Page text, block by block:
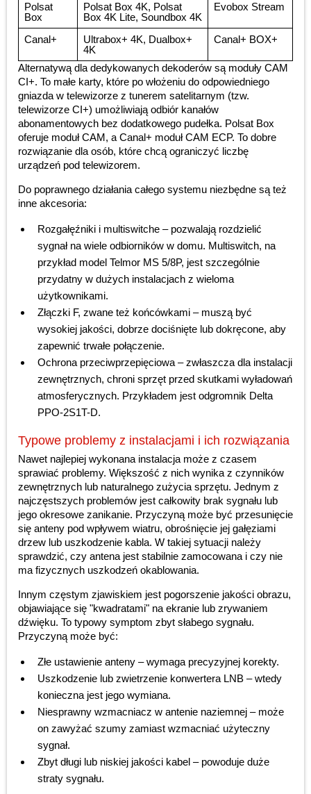
Polsat
Box
Polsat Box 4K, Polsat
Box 4K Lite, Soundbox 4K
Evobox Stream
Canal+
Ultrabox+ 4K, Dualbox+
4K
Canal+ BOX+
Alternatywą dla dedykowanych dekoderów są moduły CAM
CI+. To małe karty, które po włożeniu do odpowiedniego
gniazda w telewizorze z tunerem satelitarnym (tzw.
telewizorze CI+) umożliwiają odbiór kanałów
abonamentowych bez dodatkowego pudełka. Polsat Box
oferuje moduł CAM, a Canal+ moduł CAM ECP. To dobre
rozwiązanie dla osób, które chcą ograniczyć liczbę
urządzeń pod telewizorem.
Do poprawnego działania całego systemu niezbędne są też
inne akcesoria:
Rozgałęźniki i multiswitche – pozwalają rozdzielić
sygnał na wiele odbiorników w domu. Multiswitch, na
przykład model Telmor MS 5/8P, jest szczególnie
przydatny w dużych instalacjach z wieloma
użytkownikami.
Złączki F, zwane też końcówkami – muszą być
wysokiej jakości, dobrze dociśnięte lub dokręcone, aby
zapewnić trwałe połączenie.
Ochrona przeciwprzepięciowa – zwłaszcza dla instalacji
zewnętrznych, chroni sprzęt przed skutkami wyładowań
atmosferycznych. Przykładem jest odgromnik Delta
PPO-2S1T-D.
Typowe problemy z instalacjami i ich rozwiązania
Nawet najlepiej wykonana instalacja może z czasem
sprawiać problemy. Większość z nich wynika z czynników
zewnętrznych lub naturalnego zużycia sprzętu. Jednym z
najczęstszych problemów jest całkowity brak sygnału lub
jego okresowe zanikanie. Przyczyną może być przesunięcie
się anteny pod wpływem wiatru, obrośnięcie jej gałęziami
drzew lub uszkodzenie kabla. W takiej sytuacji należy
sprawdzić, czy antena jest stabilnie zamocowana i czy nie
ma fizycznych uszkodzeń okablowania.
Innym częstym zjawiskiem jest pogorszenie jakości obrazu,
objawiające się "kwadratami" na ekranie lub zrywaniem
dźwięku. To typowy symptom zbyt słabego sygnału.
Przyczyną może być:
Złe ustawienie anteny – wymaga precyzyjnej korekty.
Uszkodzenie lub zwietrzenie konwertera LNB – wtedy
konieczna jest jego wymiana.
Niesprawny wzmacniacz w antenie naziemnej – może
on zawyżać szumy zamiast wzmacniać użyteczny
sygnał.
Zbyt długi lub niskiej jakości kabel – powoduje duże
straty sygnału.